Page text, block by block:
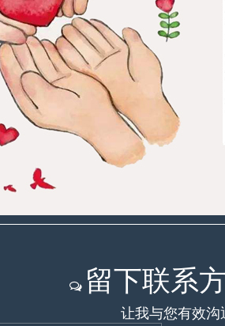
范先生 2022年12月2日23:37
佛** 2022年11月30日
红** 2022年11月28日
M** 2022年11月28日
邓** 2022年11月9日8:20
浩** 2022年11月4日9:07
青** 2022年11月4日00:16
浩** 2022年11月3日20:00
f** 2022年10月30日00:40
高** 2022年10月19日11:04
高** 2022年10月19日11:03
老** 2022年10月18日15:36
留下联系
让我与您有效沟